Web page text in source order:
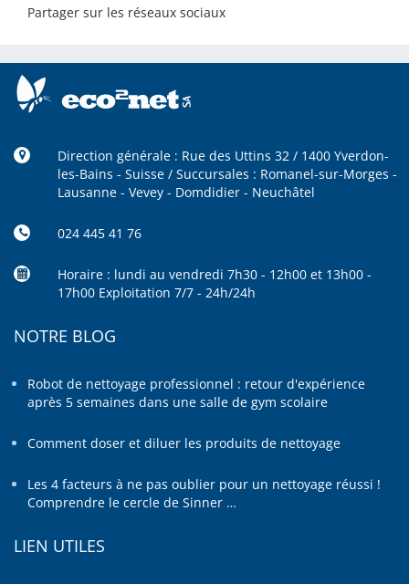
Partager sur les réseaux sociaux
Direction générale : Rue des Uttins 32 / 1400 Yverdon-
les-Bains - Suisse / Succursales : Romanel-sur-Morges -
Lausanne - Vevey - Domdidier - Neuchâtel
024 445 41 76
Horaire : lundi au vendredi 7h30 - 12h00 et 13h00 -
17h00 Exploitation 7/7 - 24h/24h
NOTRE BLOG
Robot de nettoyage professionnel : retour d'expérience
après 5 semaines dans une salle de gym scolaire
Comment doser et diluer les produits de nettoyage
Les 4 facteurs à ne pas oublier pour un nettoyage réussi !
Comprendre le cercle de Sinner …
LIEN UTILES